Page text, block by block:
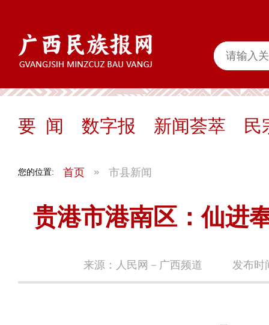
要 闻 数字报 新闻荟萃 民
您的位置: 首页 市县新闻
贵港市港南区：仙进
来源：人民网－广西频道 发布时